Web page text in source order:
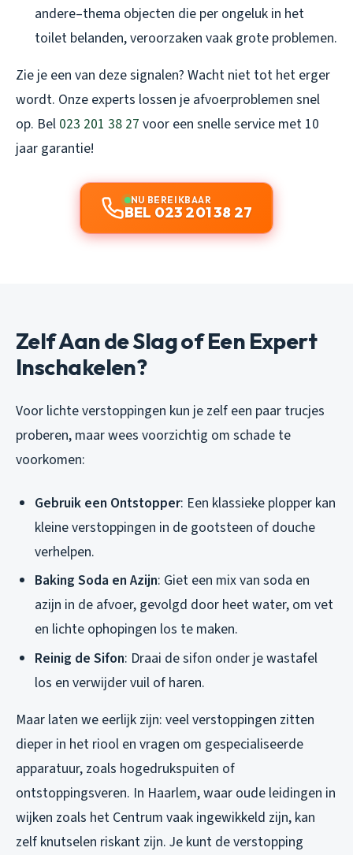
andere–thema objecten die per ongeluk in het
toilet belanden, veroorzaken vaak grote problemen.
Zie je een van deze signalen? Wacht niet tot het erger
wordt. Onze experts lossen je afvoerproblemen snel
op. Bel 023 201 38 27 voor een snelle service met 10
jaar garantie!
NU BEREIKBAAR
BEL 023 201 38 27
Zelf Aan de Slag of Een Expert
Inschakelen?
Voor lichte verstoppingen kun je zelf een paar trucjes
proberen, maar wees voorzichtig om schade te
voorkomen:
Gebruik een Ontstopper: Een klassieke plopper kan
kleine verstoppingen in de gootsteen of douche
verhelpen.
Baking Soda en Azijn: Giet een mix van soda en
azijn in de afvoer, gevolgd door heet water, om vet
en lichte ophopingen los te maken.
Reinig de Sifon: Draai de sifon onder je wastafel
los en verwijder vuil of haren.
Maar laten we eerlijk zijn: veel verstoppingen zitten
dieper in het riool en vragen om gespecialiseerde
apparatuur, zoals hogedrukspuiten of
ontstoppingsveren. In Haarlem, waar oude leidingen in
wijken zoals het Centrum vaak ingewikkeld zijn, kan
zelf knutselen riskant zijn. Je kunt de verstopping